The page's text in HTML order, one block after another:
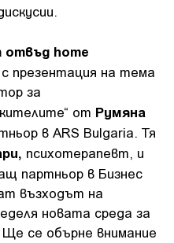
отвъд home
презентация на тема
за
от Румяна
в ARS Bulgaria. Тя
психотерапевт, и
партньор в Бизнес
възходът на
новата среда за
Ще се обърне внимание